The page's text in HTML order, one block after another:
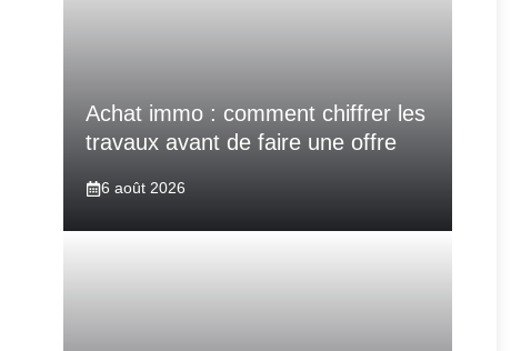
Achat immo : comment chiffrer les
travaux avant de faire une offre
6 août 2026